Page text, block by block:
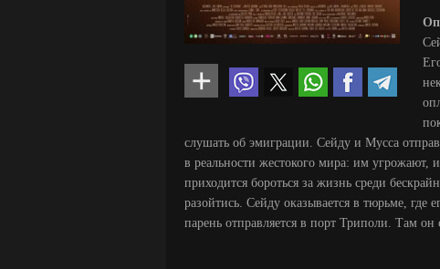
слушать об эмиграции. Сейду и Мусса
в реальности жестокого мира: им угрожают,
приходится бороться за жизнь среди
разойтись. Сейду оказывается в тюрьме,
парень отправляется в порт Триполи. Там он